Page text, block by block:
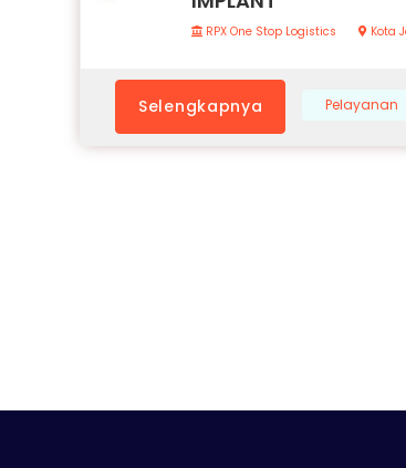
RPX One Stop Logistics Kota
Selengkapnya Pelayanan